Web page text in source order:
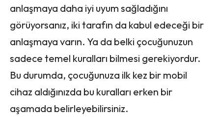
anlaşmaya daha iyi uyum sağladığını
görüyorsanız, iki tarafın da kabul edeceği bir
anlaşmaya varın. Ya da belki çocuğunuzun
sadece temel kuralları bilmesi gerekiyordur.
Bu durumda, çocuğunuza ilk kez bir mobil
cihaz aldığınızda bu kuralları erken bir
aşamada belirleyebilirsiniz.